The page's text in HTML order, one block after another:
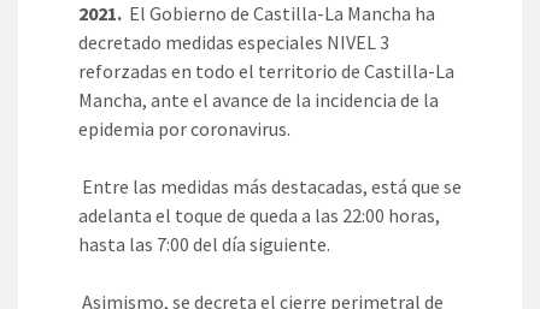
2021. El Gobierno de Castilla-La Mancha ha
decretado medidas especiales NIVEL 3
reforzadas en todo el territorio de Castilla-La
Mancha, ante el avance de la incidencia de la
epidemia por coronavirus.
Entre las medidas más destacadas, está que se
adelanta el toque de queda a las 22:00 horas,
hasta las 7:00 del día siguiente.
Asimismo, se decreta el cierre perimetral de